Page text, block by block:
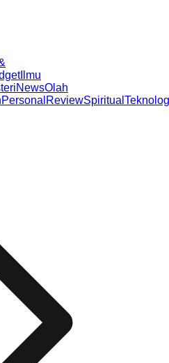
Ilmu
NewsOlah
Personal ReviewSpiritual